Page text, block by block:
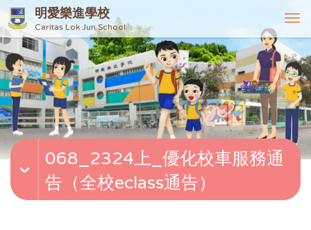
明愛樂進學校
Caritas Lok Jun School
T
o
g
g
l
e
n
v
068_2324上_優化校車服務通
告（全校eclass通告）